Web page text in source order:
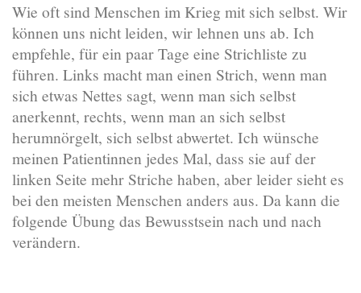
Wie oft sind Menschen im Krieg mit sich selbst. Wir
können uns nicht leiden, wir lehnen uns ab. Ich
empfehle, für ein paar Tage eine Strichliste zu
führen. Links macht man einen Strich, wenn man
sich etwas Nettes sagt, wenn man sich selbst
anerkennt, rechts, wenn man an sich selbst
herumnörgelt, sich selbst abwertet. Ich wünsche
meinen Patientinnen jedes Mal, dass sie auf der
linken Seite mehr Striche haben, aber leider sieht es
bei den meisten Menschen anders aus. Da kann die
folgende Übung das Bewusstsein nach und nach
verändern.